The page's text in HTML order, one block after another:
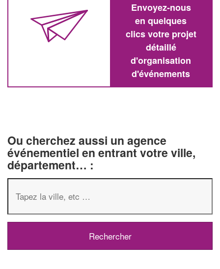
Envoyez-nous
en quelques
clics votre projet
détaillé
d'organisation
d'événements
Ou cherchez aussi un agence
événementiel en entrant votre ville,
département… :